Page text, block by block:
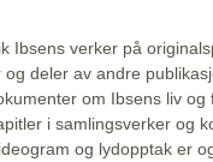
Ibsens verker på
deler av andre
om Ibsens liv
i samlingsverker og
og lydopptak er